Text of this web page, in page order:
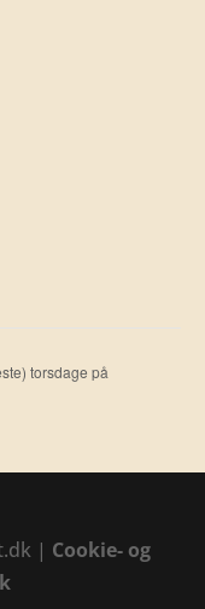
torsdage på
| Cookie- og